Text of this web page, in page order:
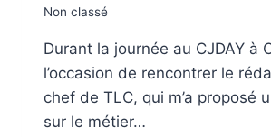
Non classé
Durant la journée au CJDAY à
l’occasion de rencontrer le
chef de TLC, qui m’a proposé
sur le métier…